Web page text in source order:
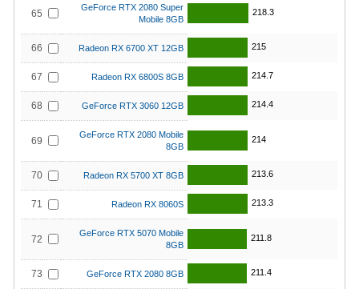
65
GeForce RTX 2080 Super
Mobile 8GB
218.3
66 Radeon RX 6700 XT 12GB 215
67 Radeon RX 6800S 8GB 214.7
68 GeForce RTX 3060 12GB 214.4
69
GeForce RTX 2080 Mobile
8GB
214
70 Radeon RX 5700 XT 8GB 213.6
71 Radeon RX 8060S 213.3
72
GeForce RTX 5070 Mobile
8GB
211.8
73 GeForce RTX 2080 8GB 211.4